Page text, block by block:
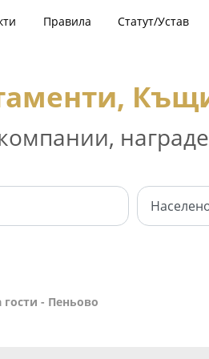
Правила Статут/Устав
- Пеньово